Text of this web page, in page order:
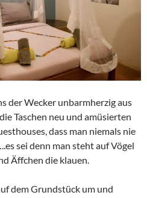
der Wecker unbarmherzig aus
Taschen neu und amüsierten
dass man niemals nie
sei denn man steht auf Vögel
Äffchen die klauen.
dem Grundstück um und